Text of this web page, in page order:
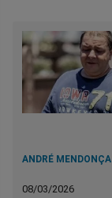
ANDRÉ MENDONÇA
08/03/2026